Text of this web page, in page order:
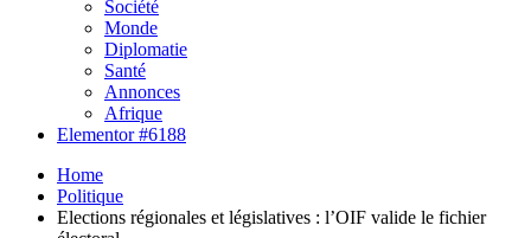
Société
Monde
Diplomatie
Santé
Annonces
Afrique
Elementor #6188
Home
Politique
Elections régionales et législatives : l’OIF valide le fichier